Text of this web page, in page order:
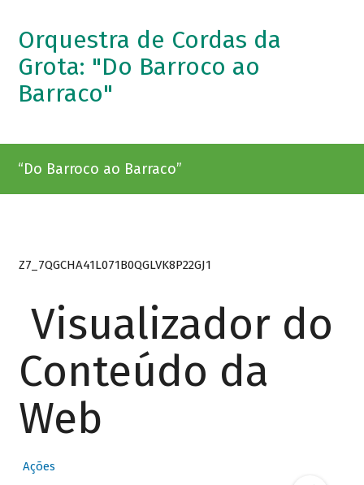
Orquestra de Cordas da
Grota: "Do Barroco ao
Barraco"
“Do Barroco ao Barraco”
Z7_7QGCHA41L071B0QGLVK8P22GJ1
Visualizador do
Conteúdo da
Web
Ações